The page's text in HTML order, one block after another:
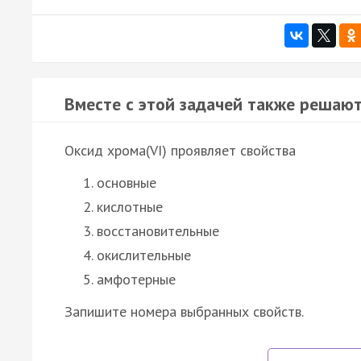
Вместе с этой задачей также
Оксид хрома(VI) проявляет свойства
основные
кислотные
восстановительные
окислительные
амфотерные
Запишите номера выбранных свойств.